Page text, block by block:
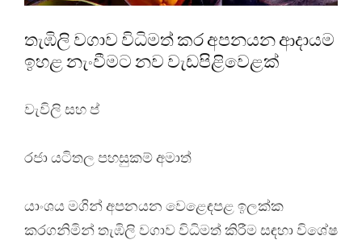
තැඹිලි වගාව විධිමත් කර අපනයන ආදායම
ඉහළ නැංවීමට නව වැඩපිළිවෙළක්
වැවිලි සහ ප්
රජා යටිතල පහසුකම් අමාත්
යාංශය මගින් අපනයන වෙළෙඳපළ ඉලක්ක
කරගනිමින් තැඹිලි වගාව විධිමත් කිරීම සඳහා විශේෂ